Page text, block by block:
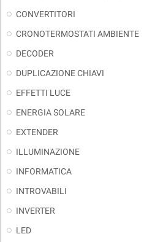
CONVERTITORI
CRONOTERMOSTATI AMBIENTE
DECODER
DUPLICAZIONE CHIAVI
EFFETTI LUCE
ENERGIA SOLARE
EXTENDER
ILLUMINAZIONE
INFORMATICA
INTROVABILI
INVERTER
LED